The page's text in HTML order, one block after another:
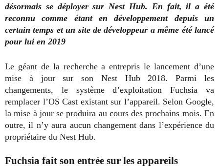
désormais se déployer sur Nest Hub. En fait, il a été
reconnu comme étant en développement depuis un
certain temps et un site de développeur a même été lancé
pour lui en 2019
Le géant de la recherche a entrepris le lancement d’une
mise à jour sur son Nest Hub 2018. Parmi les
changements, le système d’exploitation Fuchsia va
remplacer l’OS Cast existant sur l’appareil. Selon Google,
la mise à jour se produira au cours des prochains mois. En
outre, il n’y aura aucun changement dans l’expérience du
propriétaire du Nest Hub.
Fuchsia fait son entrée sur les appareils